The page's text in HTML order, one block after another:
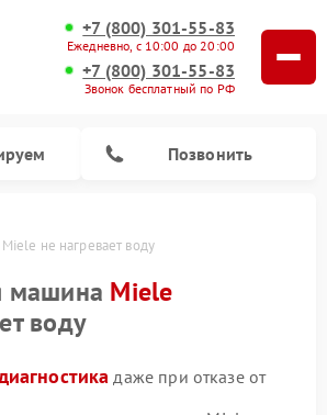
+7 (800) 301-55-83
Ежедневно, с 10:00 до 20:00
+7 (800) 301-55-83
Звонок бесплатный по РФ
Позвонить
не нагревает воду
машина Miele
воду
даже при отказе от